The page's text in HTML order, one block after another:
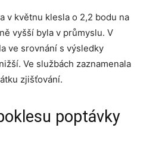
v květnu klesla o 2,2 bodu na
vyšší byla v průmyslu. V
ve srovnání s výsledky
Ve službách zaznamenala
zjišťování.
poptávky